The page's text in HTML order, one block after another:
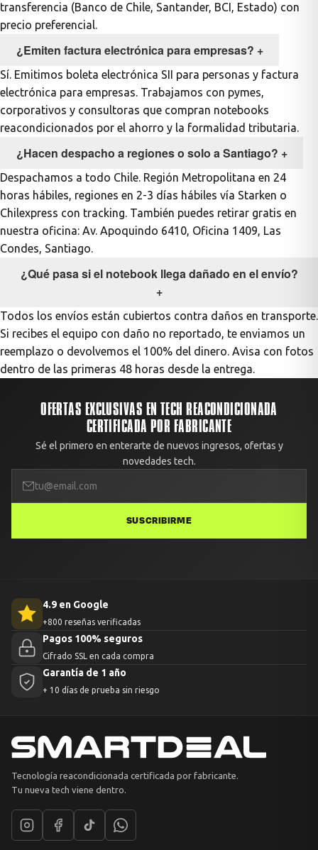
transferencia (Banco de Chile, Santander, BCI, Estado) con
precio preferencial.
¿Emiten factura electrónica para empresas? +
Sí. Emitimos boleta electrónica SII para personas y factura
electrónica para empresas. Trabajamos con pymes,
corporativos y consultoras que compran notebooks
reacondicionados por el ahorro y la formalidad tributaria.
¿Hacen despacho a regiones o solo a Santiago? +
Despachamos a todo Chile. Región Metropolitana en 24
horas hábiles, regiones en 2-3 días hábiles vía Starken o
Chilexpress con tracking. También puedes retirar gratis en
nuestra oficina: Av. Apoquindo 6410, Oficina 1409, Las
Condes, Santiago.
¿Qué pasa si el notebook llega dañado en el envío?
+
Todos los envíos están cubiertos contra daños en transporte.
Si recibes el equipo con daño no reportado, te enviamos un
reemplazo o devolvemos el 100% del dinero. Avisa con fotos
dentro de las primeras 48 horas desde la entrega.
OFERTAS EXCLUSIVAS EN TECH REACONDICIONADA
CERTIFICADA POR FABRICANTE
Sé el primero en enterarte de nuevos ingresos, ofertas y
novedades tech.
SUSCRIBIRME
4.9 en Google
+800 reseñas verificadas
Pagos 100% seguros
Cifrado SSL en cada compra
Garantía de 1 año
+ 10 días de prueba sin riesgo
Tecnología reacondicionada certificada por fabricante.
Tu nueva tech viene dentro.